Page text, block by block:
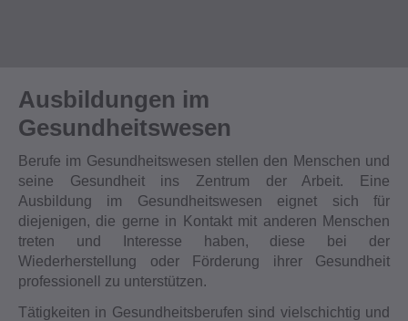
Ausbildungen im
Gesundheitswesen
Berufe im Gesundheitswesen stellen den Menschen und
seine Gesundheit ins Zentrum der Arbeit. Eine
Ausbildung im Gesundheitswesen eignet sich für
diejenigen, die gerne in Kontakt mit anderen Menschen
treten und Interesse haben, diese bei der
Wiederherstellung oder Förderung ihrer Gesundheit
professionell zu unterstützen.
Tätigkeiten in Gesundheitsberufen sind vielschichtig und